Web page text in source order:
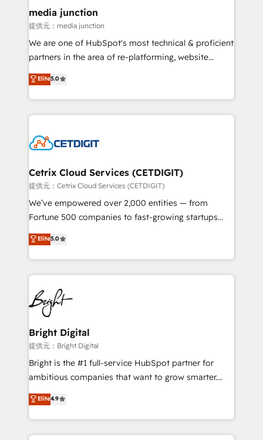
Mexico, USA, and Portugal—we've executed over a
hundred successful operations. Our approach,
rooted in RevOps principles, integrates analysis,
training, planning, and qualification. Leveraging
inbound marketing tactics, we focus on
understanding, nurturing, and converting leads.
competitive market.
media junction
提供元：media junction
We are one of HubSpot's most technical & proficient
partners in the area of re-platforming, website
design & development. We specialize in multi-hub
implementations for mid-market & enterprise
companies. We are woman-owned, powered by
coffee, and we ❤️ dogs. We produce award-winning
Impact Award 🏆2022 Technical Expertise Impact
Award 🏆2020 Elite Solutions Partner 🏆2019
Integrations HubSpot Impact Award 🏆2019
Marketing Enablement HubSpot Impact Award 🏆
2018 Website Design HubSpot Impact Award 🏆2017
Growth-Driven Design Agency of the Year 🏆2016
Sales Enablement HubSpot Impact Award 🏆2015
HubSpot COS Performance Award 🏆2014 HubSpot
COS Design Award 🏆2013 HubSpot Marketplace
Partner 📆Founded in 1997
Elite5.0
Cetrix Cloud Services (CETDIGIT)
提供元：Cetrix Cloud Services (CETDIGIT)
We’ve empowered over 2,000 entities — from
Fortune 500 companies to fast-growing startups
and nonprofits — to streamline operations, scale
revenue, and unlock the full potential of HubSpot.
With deep technical and industry expertise, we fuse
automation, integration, and AI innovation to deliver
lasting impact. We specialize in: • Turnkey and end-
to-end HubSpot implementations • Onboarding for
Sales, Service, Marketing & Content Hubs • AI voice
and chat agents, predictive automation, and smart
workflows • Salesforce + HubSpot integration •
RevOps and AI-driven sales enablement • Website
design and CMS development • ERP integration: SAP,
and CRM migration from any platform •
Client/member portals built on HubSpot • Custom
Elite5.0
Bright Digital
提供元：Bright Digital
Bright is the #1 full-service HubSpot partner for
ambitious companies that want to grow smarter.
From HubSpot onboarding, to training, from
developing a new website to lead generation and
digital marketing; we do it all (and with great
results)! In short, our services include: - HubSpot
Elite4.9